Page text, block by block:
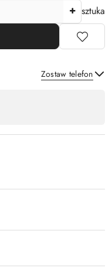
sztuka
Zostaw telefon